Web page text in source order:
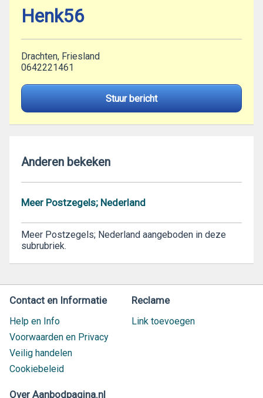
Henk56
Drachten, Friesland
0642221461
Stuur bericht
Anderen bekeken
Meer Postzegels; Nederland
Meer Postzegels; Nederland aangeboden in deze
subrubriek.
Contact en Informatie
Help en Info
Voorwaarden en Privacy
Veilig handelen
Cookiebeleid
Reclame
Link toevoegen
Over Aanbodpagina.nl